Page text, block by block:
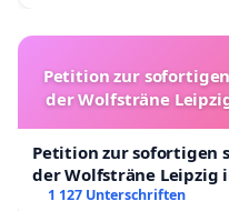
Petition zur
der Wolfsträne
Petition zur sofortigen
der Wolfsträne Leipzig
1 127 Unterschriften